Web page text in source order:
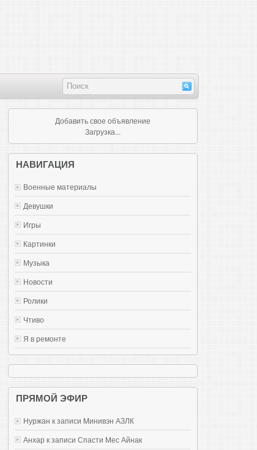
Добавить свое объявление
Загрузка...
НАВИГАЦИЯ
Военные материалы
Девушки
Игры
Картинки
Музыка
Новости
Ролики
Чтиво
Я в ремонте
ПРЯМОЙ ЭФИР
Нуржан к записи Mинивэн АЗЛК
Анхар к записи Спасти Мес Айнак